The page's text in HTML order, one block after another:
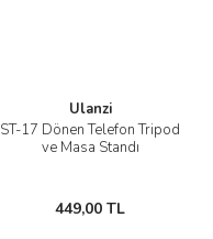
Ulanzi
ST-17 Dönen Telefon Tripod
ve Masa Standı
449,00 TL